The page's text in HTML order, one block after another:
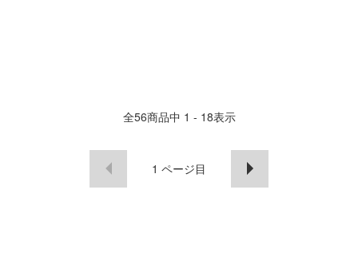
全56商品中 1 - 18表示
1 ページ目